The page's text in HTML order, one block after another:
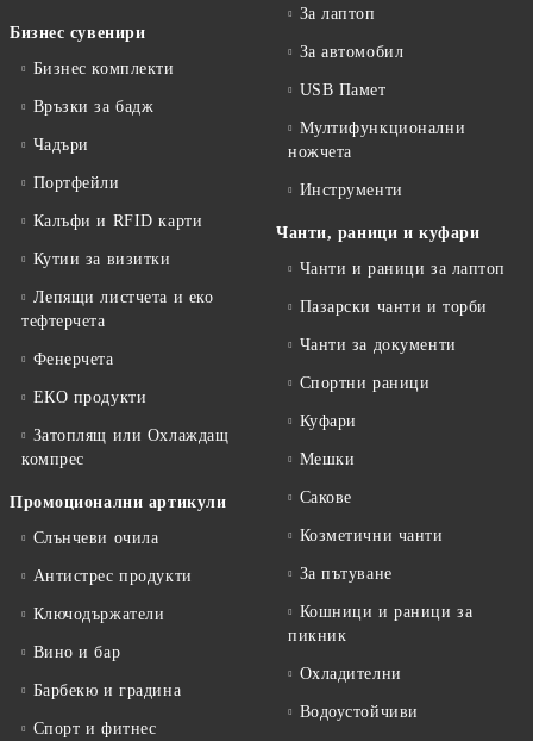
Бизнес сувенири
Бизнес комплекти
Връзки за бадж
Чадъри
Портфейли
Калъфи и RFID карти
Кутии за визитки
Лепящи листчета и еко
тефтeрчета
Фенерчета
ЕКО продукти
Затоплящ или Охлаждащ
компрес
Промоционални артикули
Слънчеви очила
Антистрес продукти
Ключодържатели
Вино и бар
Барбекю и градина
Спорт и фитнес
За лаптоп
За автомобил
USB Памет
Мултифункционални
ножчета
Инструменти
Чанти, раници и куфари
Чанти и раници за лаптоп
Пазарски чанти и торби
Чанти за документи
Спортни раници
Куфари
Мешки
Сакове
Козметични чанти
За пътуване
Кошници и раници за
пикник
Охладителни
Водоустойчиви